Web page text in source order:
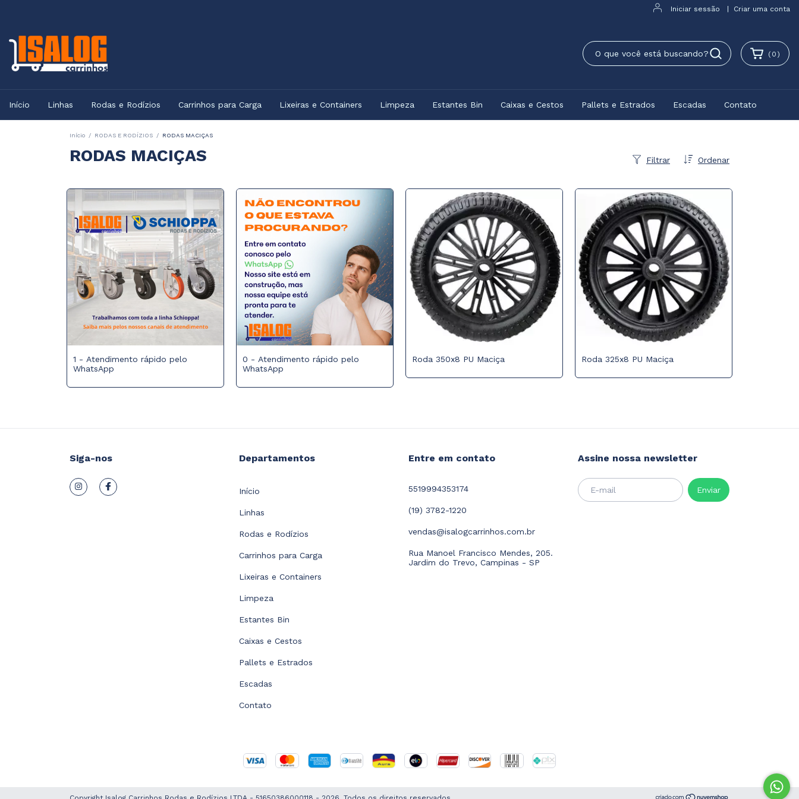
Iniciar sessão Criar uma conta
( 0 )
Início Linhas Rodas e Rodízios Carrinhos para Carga Lixeiras e Containers Limpeza Estantes Bin Caixas e Cestos Pallets e Estrados Escadas Contato
Início / RODAS E RODÍZIOS / RODAS MACIÇAS
RODAS MACIÇAS Ordenar
Filtrar
1 - Atendimento rápido pelo
WhatsApp
0 - Atendimento rápido pelo
WhatsApp
Roda 350x8 PU Maciça Roda 325x8 PU Maciça
Siga-nos Departamentos
Início
Linhas
Rodas e Rodízios
Carrinhos para Carga
Lixeiras e Containers
Limpeza
Estantes Bin
Caixas e Cestos
Pallets e Estrados
Escadas
Contato
Entre em contato
5519994353174
(19) 3782-1220
vendas@isalogcarrinhos.com.br
Rua Manoel Francisco Mendes, 205.
Jardim do Trevo, Campinas - SP
Assine nossa newsletter